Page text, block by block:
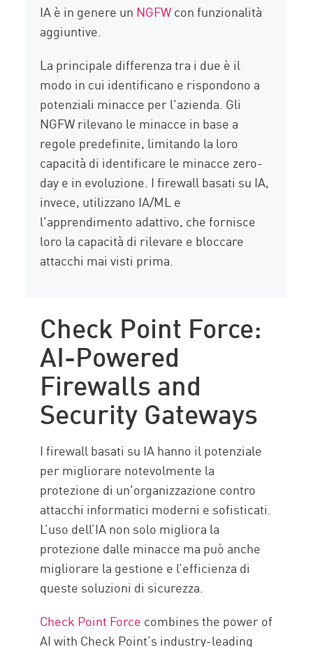
IA è in genere un NGFWcon funzionalità
aggiuntive.
La principale differenza tra i due è il
modo in cui identificano e rispondono a
potenziali minacce per l'azienda. Gli
NGFW rilevano le minacce in base a
regole predefinite, limitando la loro
capacità di identificare le minacce zero-
day e in evoluzione. I firewall basati su IA,
invece, utilizzano IA/ML e
l'apprendimento adattivo, che fornisce
loro la capacità di rilevare e bloccare
attacchi mai visti prima.
Check Point Force:
AI-Powered
Firewalls and
Security Gateways
I firewall basati su IA hanno il potenziale
per migliorare notevolmente la
protezione di un'organizzazione contro
attacchi informatici moderni e sofisticati.
L’uso dell’IA non solo migliora la
protezione dalle minacce ma può anche
migliorare la gestione e l’efficienza di
queste soluzioni di sicurezza.
Check Point Force combines the power of
AI with Check Point’s industry-leading